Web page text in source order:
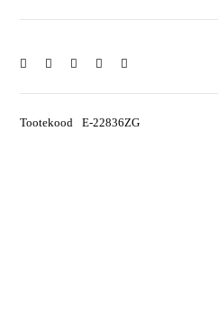
Tootekood E-22836ZG